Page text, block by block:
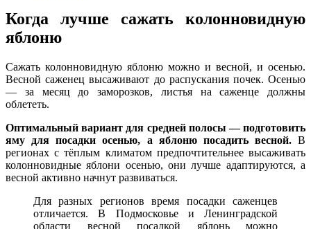
Когда лучше сажать колонновидную
яблоню
Сажать колонновидную яблоню можно и весной, и осенью.
Весной саженец высаживают до распускания почек. Осенью
— за месяц до заморозков, листья на саженце должны
облететь.
Оптимальный вариант для средней полосы — подготовить
яму для посадки осенью, а яблоню посадить весной.В
регионах с тёплым климатом предпочтительнее высаживать
колонновидные яблони осенью, они лучше адаптируются, а
весной активно начнут развиваться.
Для разных регионов время посадки саженцев
отличается. В Подмосковье и Ленинградской
области весной посадкой яблонь можно